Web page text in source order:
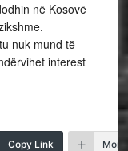
në Kosovë
nuk mund të
interest
Copy Link More